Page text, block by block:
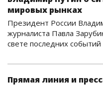
мировых рынках
Президент России
журналиста Павла
свете последних
Прямая линия и